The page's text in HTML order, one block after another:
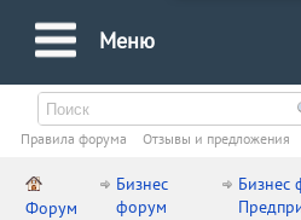
Меню
Правила форума Oтзывы и предложения
Форум
Бизнес
форум
Бизнес